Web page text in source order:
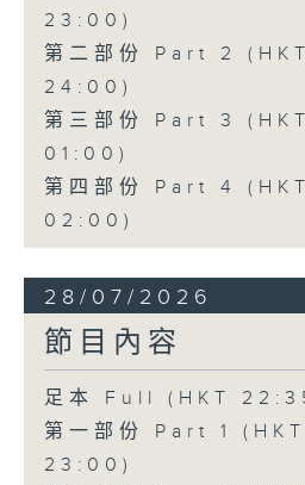
23:00)
第二部份 Part 2
24:00)
第三部份 Part 3
01:00)
第四部份 Part 4
02:00)
28/07/2026
節目內容
足本 Full (HKT
第一部份 Part 1
23:00)